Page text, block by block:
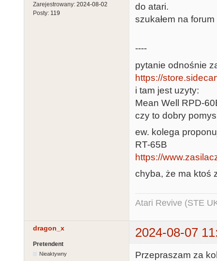
Zarejestrowany: 2024-08-02
Posty: 119
do atari.
szukałem na
----
pytanie odnośnie
https://
i tam jest uzyty:
Mean Well RPD-
czy to dobry
ew. kolega
RT-65B
https://
chyba, że ma ktoś
Atari Revive (STE
dragon_x 2024-08-07
Pretendent
Nieaktywny
Przepraszam za